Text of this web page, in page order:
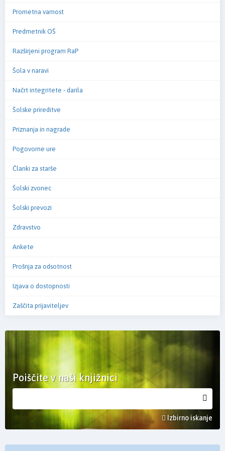
Prometna varnost
Predmetnik OŠ
Razširjeni program RaP
Šola v naravi
Načrt integritete - darila
Šolske prireditve
Priznanja in nagrade
Pogovorne ure
Članki za starše
Šolski zvonec
Šolski prevozi
Zdravstvo
Ankete
Prošnja za odsotnost
Izjava o dostopnosti
Zaščita prijaviteljev
Poiščite v naši knjižnici
Izbirno iskanje